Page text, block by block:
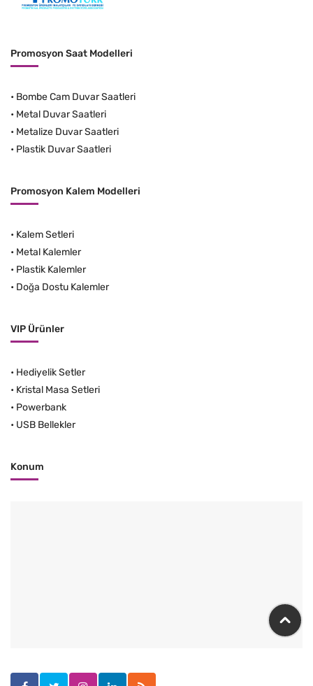
Promosyon Saat Modelleri
• Bombe Cam Duvar Saatleri
• Metal Duvar Saatleri
• Metalize Duvar Saatleri
• Plastik Duvar Saatleri
Promosyon Kalem Modelleri
• Kalem Setleri
• Metal Kalemler
• Plastik Kalemler
• Doğa Dostu Kalemler
VIP Ürünler
• Hediyelik Setler
• Kristal Masa Setleri
• Powerbank
• USB Bellekler
Konum